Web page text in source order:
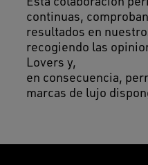
continuas,
resultados en
recogiendo las
Lovers y,
en consecuencia,
marcas de lujo